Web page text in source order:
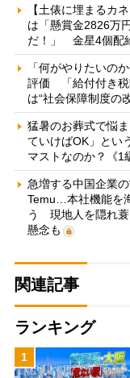
【土俵に埋まるカ
は「懸賞金2826万
だ！」 金星4個配
「何がやりたいの
評価 「給付付き税
は“社会保障制度の
猛暑のお葬式で悩
ていけばOK」とい
マストなのか？《1
急増する中国企業
Temu…本社機能を
う 現地人を隠れ蓑
懸念も
関連記事
ランキング
1